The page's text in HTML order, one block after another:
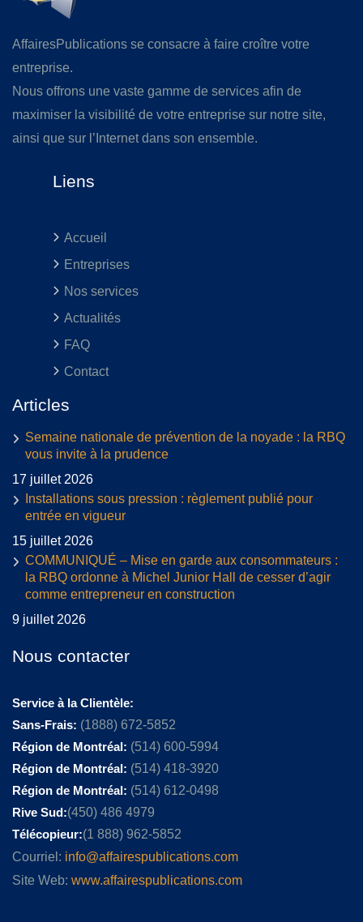
AffairesPublications se consacre à faire croître votre
entreprise.
Nous offrons une vaste gamme de services afin de
maximiser la visibilité de votre entreprise sur notre site,
ainsi que sur l’Internet dans son ensemble.
Liens
Accueil
Entreprises
Nos services
Actualités
FAQ
Contact
Articles
Semaine nationale de prévention de la noyade : la RBQ
vous invite à la prudence
17 juillet 2026
Installations sous pression : règlement publié pour
entrée en vigueur
15 juillet 2026
COMMUNIQUÉ – Mise en garde aux consommateurs :
la RBQ ordonne à Michel Junior Hall de cesser d’agir
comme entrepreneur en construction
9 juillet 2026
Nous contacter
Service à la Clientèle:
Sans-Frais: (1888) 672-5852
Région de Montréal: (514) 600-5994
Région de Montréal: (514) 418-3920
Région de Montréal: (514) 612-0498
Rive Sud:(450) 486 4979
Télécopieur:(1 888) 962-5852
Courriel: info@affairespublications.com
Site Web: www.affairespublications.com